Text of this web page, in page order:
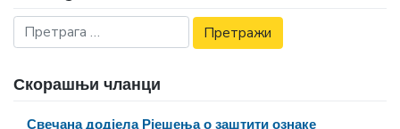
Скорашњи чланци
Свечана додјела Рјешења о заштити ознаке